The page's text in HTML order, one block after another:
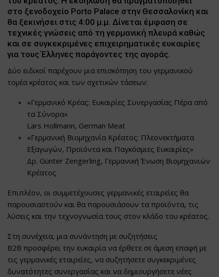
στο ξενοδοχείο Porto Palace στην Θεσσαλονίκη και
θα ξεκινήσει στις 4:00 μ.μ. Δίνεται έμφαση σε
τεχνικές γνώσεις από τη γερμανική πλευρά καθώς
και σε συγκεκριμένες επιχειρηματικές ευκαιρίες
για τους Έλληνες παράγοντες της αγοράς.
Δύο ειδικοί παρέχουν μια επισκόπηση του γερμανικού
τομέα κρέατος και των σχετικών τάσεων:
«Γερμανικό Κρέας: Ευκαιρίες Συνεργασίας Πέρα από
τα Σύνορα»
Lars Hollmann, German Meat
«Γερμανική Βιομηχανία Κρέατος: Πλεονεκτήματα
Εξαγωγών, Προϊόντα και Παγκόσμιες Ευκαιρίες»
Δρ. Günter Zengerling, Γερμανική Ένωση Βιομηχανιών
Κρέατος
Επιπλέον, οι συμμετέχουσες γερμανικές εταιρείες θα
παρουσιαστούν και θα παρουσιάσουν τα προϊόντα, τις
λύσεις και την τεχνογνωσία τους στον κλάδο του κρέατος.
Στη συνέχεια, μια συνάντηση με συζητήσεις
B2B προσφέρει την ευκαιρία να έρθετε σε άμεση επαφή με
τις γερμανικές εταιρείες, να συζητήσετε συγκεκριμένες
δυνατότητες συνεργασίας και να δημιουργήσετε νέες